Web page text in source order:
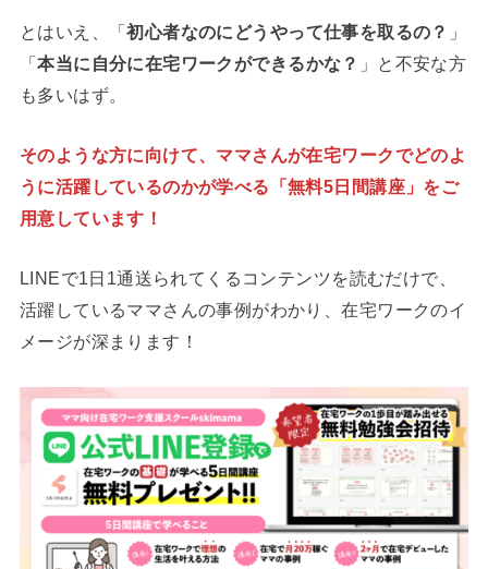
とはいえ、「初心者なのにどうやって仕事を取るの？ 」
「本当に自分に在宅ワークができるかな？ 」と不安な方
も多いはず。
そのような方に向けて、ママさんが在宅ワークでどのよ
うに活躍しているのかが学べる「無料5日間講座」をご
用意しています！
LINEで1日1通送られてくるコンテンツを読むだけで、
活躍しているママさんの事例がわかり、在宅ワークのイ
メージが深まります！